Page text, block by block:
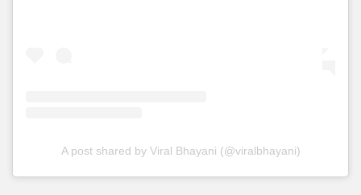
A post shared by Viral Bhayani (@viralbhayani)